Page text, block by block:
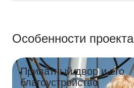
Особенности проекта
Приватный двор и его
благоустройство